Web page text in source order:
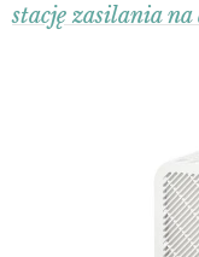
stację zasilania